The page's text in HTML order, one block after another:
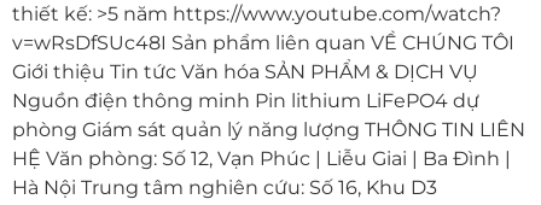
thiết kế: >5 năm https://www.youtube.com/watch?
v=wRsDfSUc48I Sản phẩm liên quan VỀ CHÚNG TÔI
Giới thiệu Tin tức Văn hóa SẢN PHẨM & DỊCH VỤ
Nguồn điện thông minh Pin lithium LiFePO4 dự
phòng Giám sát quản lý năng lượng THÔNG TIN LIÊN
HỆ Văn phòng: Số 12, Vạn Phúc | Liễu Giai | Ba Đình |
Hà Nội Trung tâm nghiên cứu: Số 16, Khu D3